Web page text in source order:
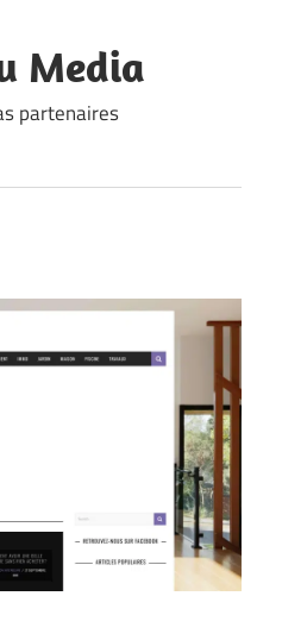
Media
partenaires